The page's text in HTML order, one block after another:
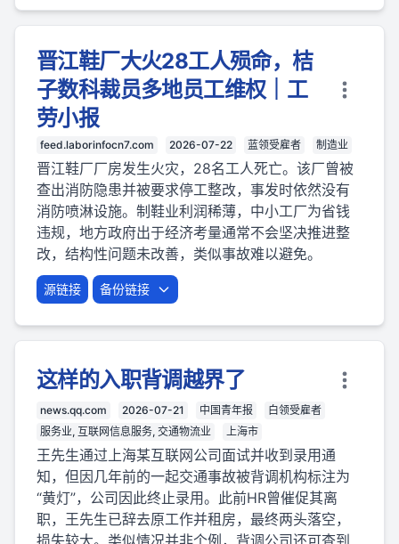
晋江鞋厂大火28工人殒命，桔
子数科裁员多地员工维权｜工
劳小报
feed.laborinfocn7.com 2026-07-22 蓝领受雇者 制造业
晋江鞋厂厂房发生火灾，28名工人死亡。该厂曾被
查出消防隐患并被要求停工整改，事发时依然没有
消防喷淋设施。制鞋业利润稀薄，中小工厂为省钱
违规，地方政府出于经济考量通常不会坚决推进整
改，结构性问题未改善，类似事故难以避免。
源链接 备份链接
这样的入职背调越界了
news.qq.com 2026-07-21 中国青年报
白领受雇者
服务业, 互联网信息服务, 交通物流业
上海市
王先生通过上海某互联网公司面试并收到录用通
知，但因几年前的一起交通事故被背调机构标注为
“黄灯”，公司因此终止录用。此前HR曾催促其离
职，王先生已辞去原工作并租房，最终两头落空，
损失较大。类似情况并非个例，背调公司还可查到